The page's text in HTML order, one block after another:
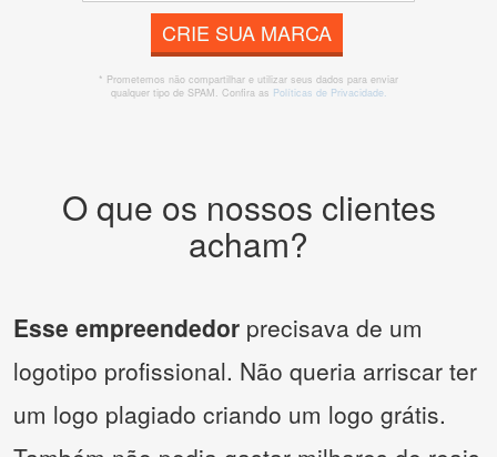
CRIE SUA MARCA
* Prometemos não compartilhar e utilizar seus dados para enviar
qualquer tipo de SPAM. Confira as Políticas de Privacidade.
O que os nossos clientes
acham?
Esse empreendedor precisava de um
logotipo profissional. Não queria arriscar ter
um logo plagiado criando um logo grátis.